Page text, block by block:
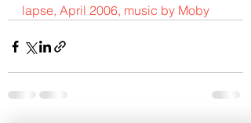
lapse, April 2006, music by Moby